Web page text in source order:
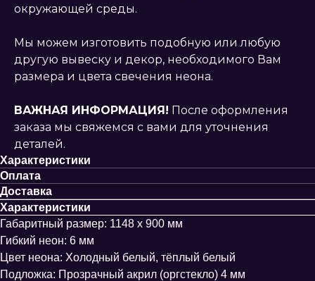
окружающей среды.
Мы можем изготовить подобную или любую
другую вывеску и декор, необходимого Вам
размера и цвета свечения неона.
ВАЖНАЯ ИНФОРМАЦИЯ! После оформления
заказа мы свяжемся с вами для уточнения
деталей.
Характеристики
Оплата
Доставка
Характеристики
Габаритный размер: 1148 х 900 мм
Гибкий неон: 6 мм
Цвет неона: Холодный белый, тёплый белый
Подложка: Прозрачный акрил (оргстекло) 4 мм